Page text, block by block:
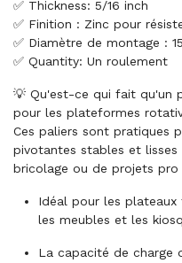
✅ Thickness: 5/16 inch
✅ Finition : Zinc pour
✅ Diamètre de montage :
✅ Quantity: Un roulement
💡 Qu'est-ce qui fait qu'un
pour les plateformes
Ces paliers sont pratiques
pivotantes stables et
bricolage ou de projets pro
Idéal pour les
les meubles et les
La capacité de charge